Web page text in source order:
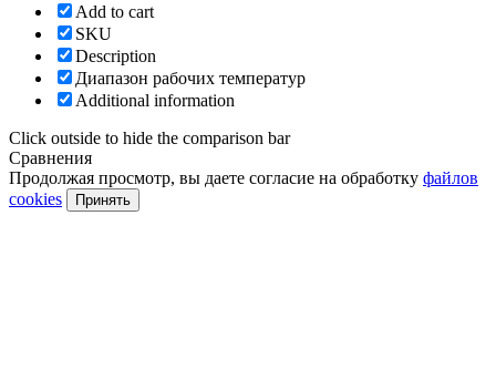
Add to cart
SKU
Description
Диапазон рабочих температур
Additional information
Click outside to hide the comparison bar
Сравнения
Продолжая просмотр, вы даете согласие на обработку файлов
cookies
Принять